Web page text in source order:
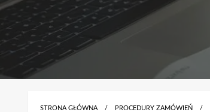
STRONA GŁÓWNA PROCEDURY ZAMÓWIEŃ